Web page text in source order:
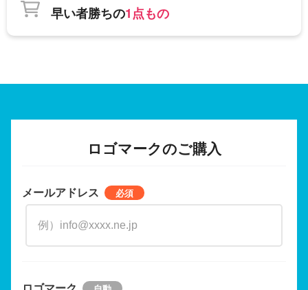
早い者勝ちの1点もの
ロゴマークのご購入
メールアドレス